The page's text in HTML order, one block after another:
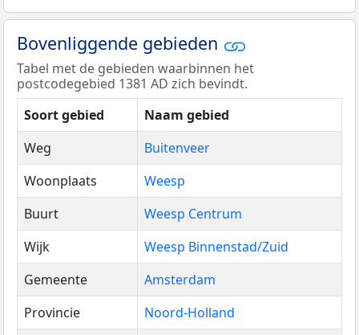
Bovenliggende gebieden
Tabel met de gebieden waarbinnen het
postcodegebied 1381 AD zich bevindt.
Soort gebied
Naam gebied
Weg
Buitenveer
Woonplaats
Weesp
Buurt
Weesp Centrum
Wijk
Weesp Binnenstad/Zuid
Gemeente
Amsterdam
Provincie
Noord-Holland